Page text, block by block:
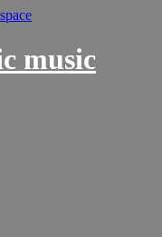
music